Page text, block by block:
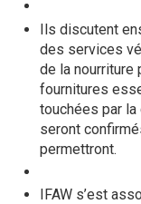
Ils discutent
des services
de la nourriture
fournitures
touchées par
seront
permettront.
IFAW s’est